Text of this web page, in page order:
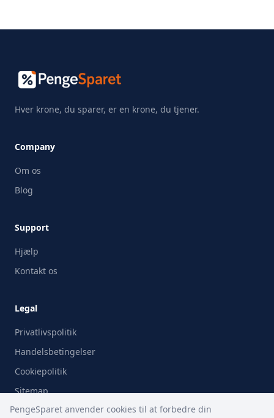
Hver krone, du sparer, er en krone, du tjener.
Company
Om os
Blog
Support
Hjælp
Kontakt os
Legal
Privatlivspolitik
Handelsbetingelser
Cookiepolitik
Sitemap
PengeSparet anvender cookies til at forbedre din